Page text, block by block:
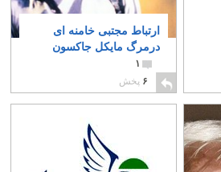
ارتباط مجتبی خامنه ای
درمرگ مایکل جاکسون
۱
۶ پخش